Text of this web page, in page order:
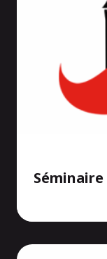
Séminaire